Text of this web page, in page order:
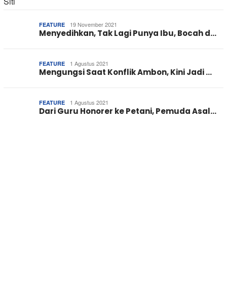
FEATURE 19 November 2021
Menyedihkan, Tak Lagi Punya Ibu, Bocah d…
FEATURE 1 Agustus 2021
Mengungsi Saat Konflik Ambon, Kini Jadi …
FEATURE 1 Agustus 2021
Dari Guru Honorer ke Petani, Pemuda Asal…